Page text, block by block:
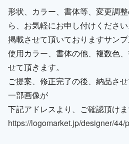
形状、カラー、書体等、変更調
ら、お気軽にお申し付けください
掲載させて頂いておりますサン
使用カラー、書体の他、複数色
せて頂きます。
ご提案、修正完了の後、納品さ
一部画像が
下記アドレスより、ご確認頂けま
https://logomarket.jp/designer/44/